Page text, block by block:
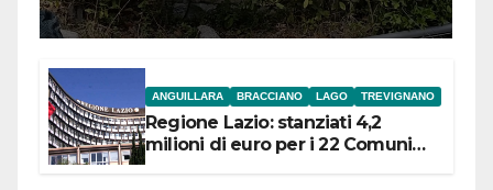
ANGUILLARA BRACCIANO LAGO TREVIGNANO
Regione Lazio: stanziati 4,2
milioni di euro per i 22 Comuni